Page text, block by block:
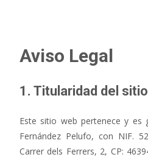
Aviso Legal
1. Titularidad del
Este sitio web pertenece y es
Fernández Pelufo, con NIF.
Carrer dels Ferrers, 2, CP: